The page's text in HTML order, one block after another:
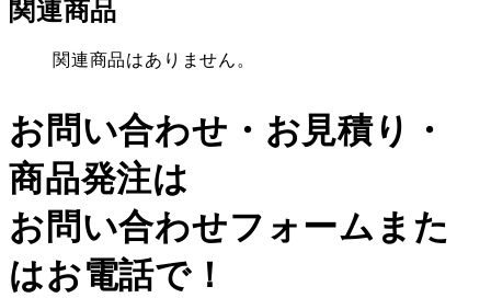
関連商品
関連商品はありません。
お問い合わせ・お見積り・
商品発注は
お問い合わせフォームまた
はお電話で！